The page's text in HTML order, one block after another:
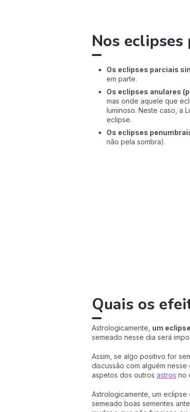
Nos
Os eclipses parciais
em parte.
Os eclipses anulares
mas onde aquele que
luminoso. Neste caso, a
eclipse.
Os eclipses
não pela sombra).
Quais os
Astrologicamente, um
semeado nesse dia será
Assim, se algo positivo for
discussão com alguém
aspetos dos outros astros no
Astrologicamente, um eclipse
semeado boas sementes